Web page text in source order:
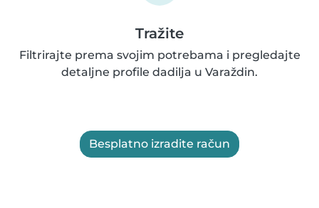
Tražite
Filtrirajte prema svojim potrebama i pregledajte
detaljne profile dadilja u Varaždin.
Besplatno izradite račun